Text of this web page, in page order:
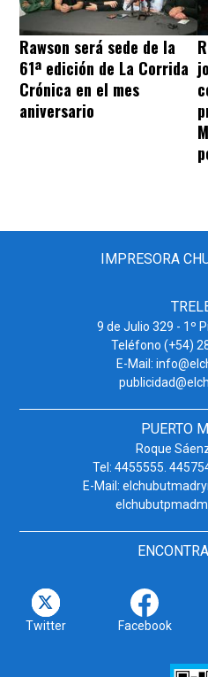
Rawson será sede de la
61ª edición de La Corrida
Crónica en el mes
aniversario
IMPRESORA
9 de Julio 329 - 1º
Teléfono (+54)
E-Mail:
PUERTO
Roque
Tel: 4455555.
E-Mail:
Twitter Facebook